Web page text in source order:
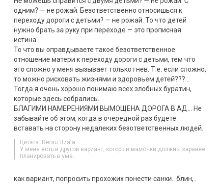
одним? — не рожай. Безответственно относишься к
переходу дороги с детьми? — не рожай. То что детей
нужно брать за руку при переходе — это прописная
истина.
То что вы оправдываете такое безответственное
отношение матери к переходу дороги с детьми, тем что
это сложно у меня вызывает только гнев. Т.е. если сложно,
то можно рисковать жизнями и здоровьем детей???…
Тогда я очень хорошо понимаю всех злобных буратин,
которые здесь собрались.
БЛАГИМИ НАМЕРЕНИЯМИ ВЫМОЩЕНА ДОРОГА В АД… Не
забывайте об этом, когда в очередной раз будете
вставать на сторону недалеких безответственных людей.
Цитата: Dersu Uzala
У меня есть и другой вариант, который мамочки должны заранее
планировать в уме.
как вариант, попросить прохожих понести санки.. блин,..